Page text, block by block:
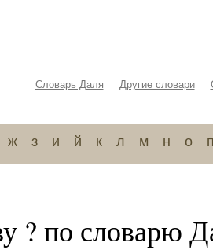
Словарь Даля Другие словари
ж з и й к л м н о п
? по словарю